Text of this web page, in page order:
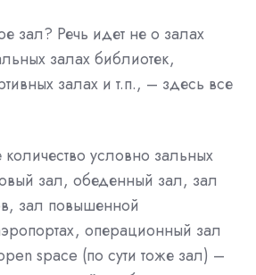
зал? Речь идет не о залах
залах библиотек,
залах и т.п., – здесь все
условно зальных
зал, обеденный зал, зал
зал повышенной
операционный зал
space (по сути тоже зал) –